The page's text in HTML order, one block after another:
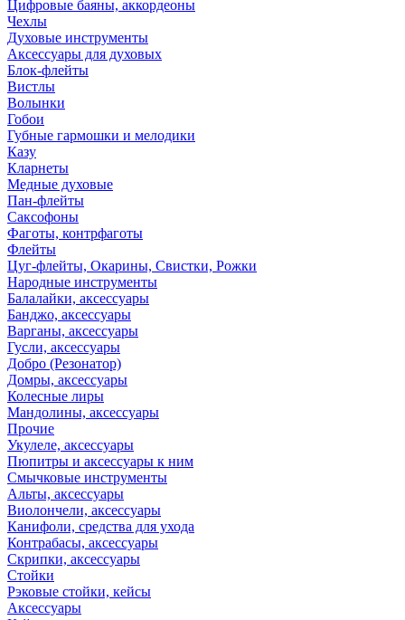
Цифровые баяны, аккордеоны
Чехлы
Духовые инструменты
Аксессуары для духовых
Блок-флейты
Вистлы
Волынки
Гобои
Губные гармошки и мелодики
Казу
Кларнеты
Медные духовые
Пан-флейты
Саксофоны
Фаготы, контрфаготы
Флейты
Цуг-флейты, Окарины, Свистки, Рожки
Народные инструменты
Балалайки, аксессуары
Банджо, аксессуары
Варганы, аксессуары
Гусли, аксессуары
Добро (Резонатор)
Домры, аксессуары
Колесные лиры
Мандолины, аксессуары
Прочие
Укулеле, аксессуары
Пюпитры и аксессуары к ним
Смычковые инструменты
Альты, аксессуары
Виолончели, аксессуары
Канифоли, средства для ухода
Контрабасы, аксессуары
Скрипки, аксессуары
Стойки
Рэковые стойки, кейсы
Аксессуары